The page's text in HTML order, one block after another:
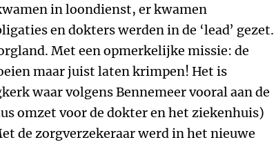
in loondienst, er kwamen
en dokters werden in de ‘lead’ gezet.
Met een opmerkelijke missie: de
maar juist laten krimpen! Het is
waar volgens Bennemeer vooral aan de
omzet voor de dokter en het ziekenhuis)
de zorgverzekeraar werd in het nieuwe